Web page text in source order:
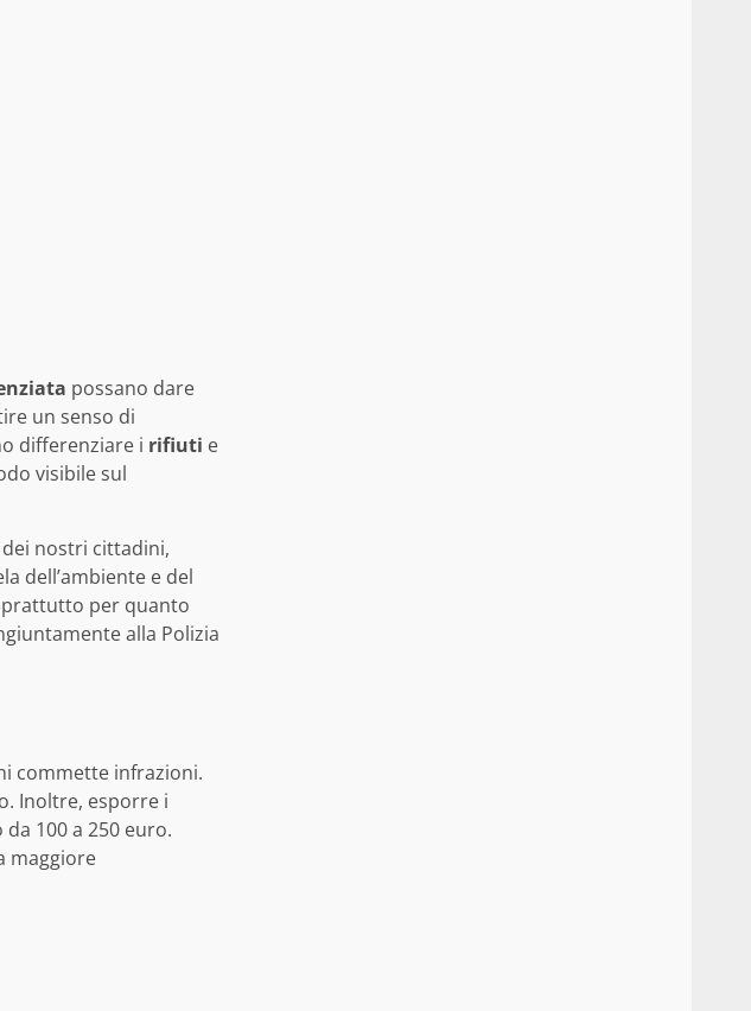
possano dare
un senso di
differenziare i rifiuti e
visibile sul
nostri cittadini,
dell’ambiente e del
per quanto
alla Polizia
commette infrazioni.
Inoltre, esporre i
100 a 250 euro.
maggiore